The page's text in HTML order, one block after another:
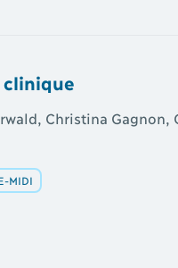
clinique
Christina Gagnon,
MIDI